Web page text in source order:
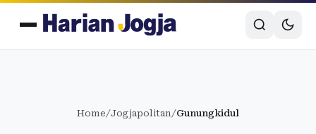
Home/Jogjapolitan/Gunungkidul